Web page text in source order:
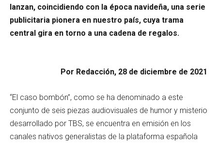
lanzan, coincidiendo con la época navideña, una serie
publicitaria pionera en nuestro país, cuya trama
central gira en torno a una cadena de regalos.
Por Redacción, 28 de diciembre de 2021
“El caso bombón”, como se ha denominado a este
conjunto de seis piezas audiovisuales de humor y misterio
desarrollado por TBS, se encuentra en emisión en los
canales nativos generalistas de la plataforma española